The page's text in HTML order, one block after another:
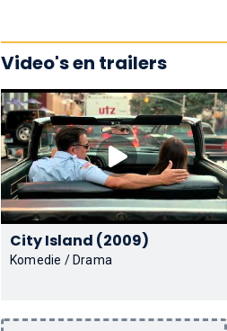
Video's en trailers
City Island (2009)
Komedie / Drama